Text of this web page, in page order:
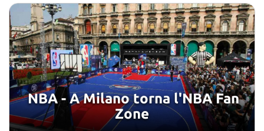
Chi siamo
NBA - A Milano torna l'NBA Fan
Zone